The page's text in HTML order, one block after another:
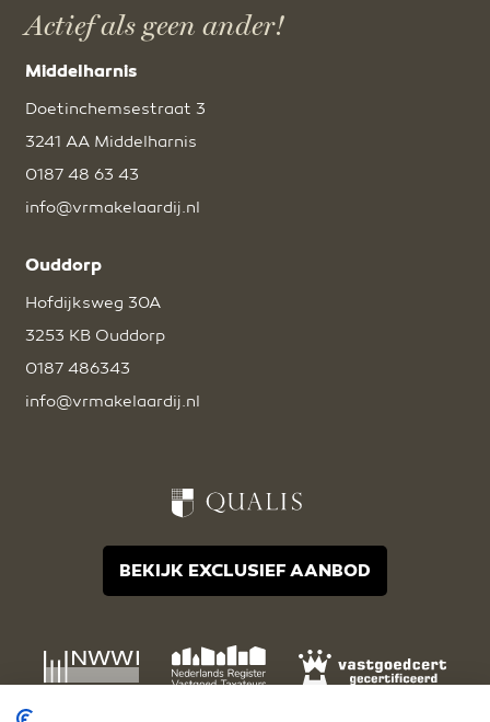
Actief als geen ander!
Middelharnis
Doetinchemsestraat 3
3241 AA Middelharnis
0187 48 63 43
info@vrmakelaardij.nl
Ouddorp
Hofdijksweg 30A
3253 KB Ouddorp
0187 486343
info@vrmakelaardij.nl
BEKIJK EXCLUSIEF AANBOD